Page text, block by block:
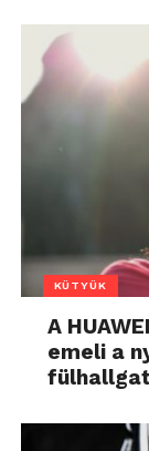
KÜTYÜK
A
emeli a